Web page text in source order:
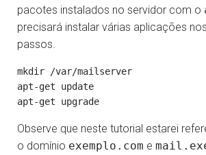
pacotes instalados no servidor com o
precisará instalar várias aplicações
passos.
mkdir /var/mailserver
apt-get update
Observe que neste tutorial estarei
o domínio exemplo.com e